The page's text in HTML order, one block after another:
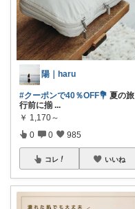
陽｜haru
#クーポンで40％OFF💐 夏の旅
行前に揃 ...
￥ 1,170～
0 0 985
コレ いいね